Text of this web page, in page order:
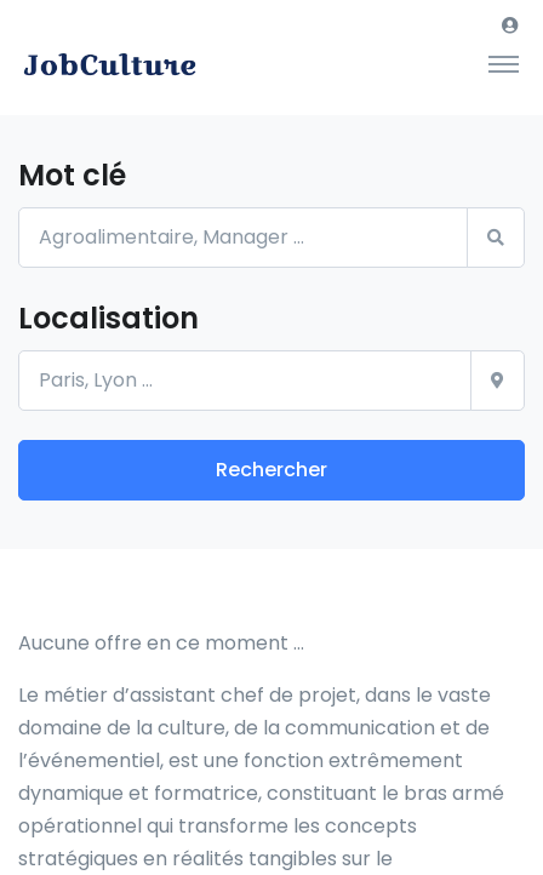
Mot clé
Localisation
Rechercher
Aucune offre en ce moment …
Le métier d’assistant chef de projet, dans le vaste
domaine de la culture, de la communication et de
l’événementiel, est une fonction extrêmement
dynamique et formatrice, constituant le bras armé
opérationnel qui transforme les concepts
stratégiques en réalités tangibles sur le